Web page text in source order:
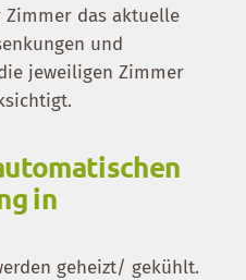
das aktuelle
und
jeweiligen Zimmer
in
geheizt/ gekühlt.